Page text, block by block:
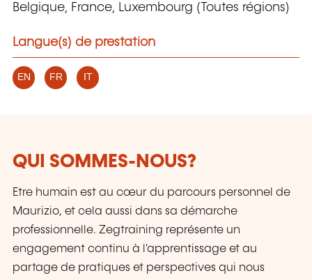
Belgique, France, Luxembourg (Toutes régions)
Langue(s) de prestation
EN FR IT
QUI SOMMES-NOUS?
Etre humain est au cœur du parcours personnel de
Maurizio, et cela aussi dans sa démarche
professionnelle. Zegtraining représente un
engagement continu à l'apprentissage et au
partage de pratiques et perspectives qui nous